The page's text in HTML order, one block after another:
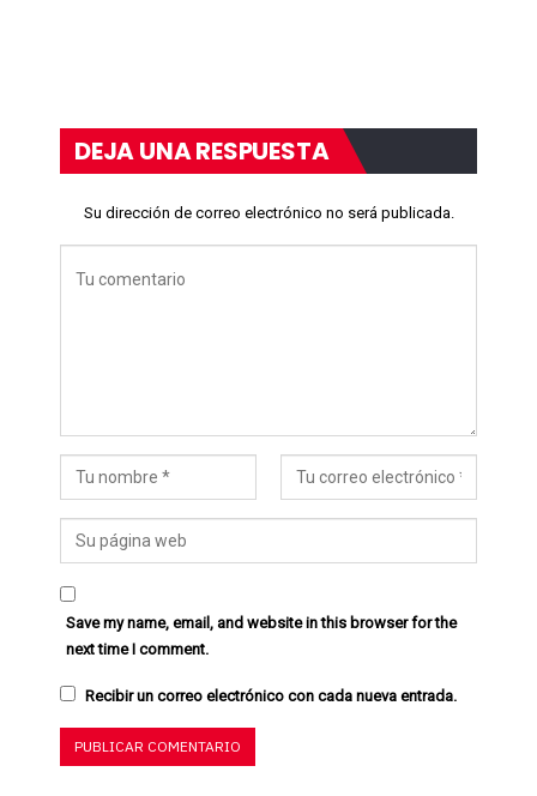
DEJA UNA RESPUESTA
Su dirección de correo electrónico no será publicada.
Save my name, email, and website in this browser for the
next time I comment.
Recibir un correo electrónico con cada nueva entrada.